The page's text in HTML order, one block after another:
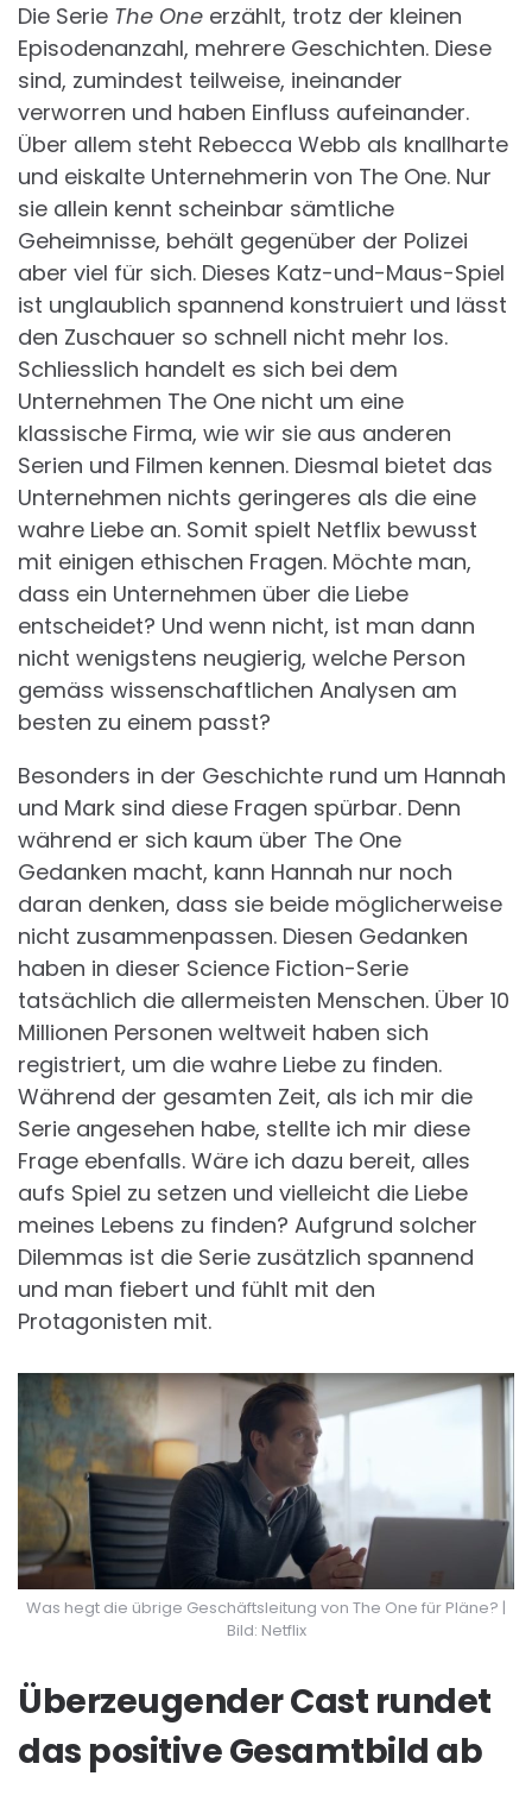
Die Serie The One erzählt, trotz der kleinen
Episodenanzahl, mehrere Geschichten. Diese
sind, zumindest teilweise, ineinander
verworren und haben Einfluss aufeinander.
Über allem steht Rebecca Webb als knallharte
und eiskalte Unternehmerin von The One. Nur
sie allein kennt scheinbar sämtliche
Geheimnisse, behält gegenüber der Polizei
aber viel für sich. Dieses Katz-und-Maus-Spiel
ist unglaublich spannend konstruiert und lässt
den Zuschauer so schnell nicht mehr los.
Schliesslich handelt es sich bei dem
Unternehmen The One nicht um eine
klassische Firma, wie wir sie aus anderen
Serien und Filmen kennen. Diesmal bietet das
Unternehmen nichts geringeres als die eine
wahre Liebe an. Somit spielt Netflix bewusst
mit einigen ethischen Fragen. Möchte man,
dass ein Unternehmen über die Liebe
entscheidet? Und wenn nicht, ist man dann
nicht wenigstens neugierig, welche Person
gemäss wissenschaftlichen Analysen am
besten zu einem passt?
Besonders in der Geschichte rund um Hannah
und Mark sind diese Fragen spürbar. Denn
während er sich kaum über The One
Gedanken macht, kann Hannah nur noch
daran denken, dass sie beide möglicherweise
nicht zusammenpassen. Diesen Gedanken
haben in dieser Science Fiction-Serie
tatsächlich die allermeisten Menschen. Über 10
Millionen Personen weltweit haben sich
registriert, um die wahre Liebe zu finden.
Während der gesamten Zeit, als ich mir die
Serie angesehen habe, stellte ich mir diese
Frage ebenfalls. Wäre ich dazu bereit, alles
aufs Spiel zu setzen und vielleicht die Liebe
meines Lebens zu finden? Aufgrund solcher
Dilemmas ist die Serie zusätzlich spannend
und man fiebert und fühlt mit den
Protagonisten mit.
Was hegt die übrige Geschäftsleitung von The One für Pläne? |
Bild: Netflix
Überzeugender Cast rundet
das positive Gesamtbild ab